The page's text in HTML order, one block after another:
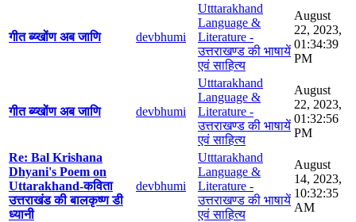
गीत ब्य्खोंण अब जाणि devbhumi
Utttarakhand
Language &
Literature -
उत्तराखण्ड की भाषायें
एवं साहित्य
August
22, 2023,
01:34:39
PM
गीत ब्य्खोंण अब जाणि devbhumi
Utttarakhand
Language &
Literature -
उत्तराखण्ड की भाषायें
एवं साहित्य
August
22, 2023,
01:32:56
PM
Re: Bal Krishana
Dhyani's Poem on
Uttarakhand-कविता
उत्तराखंड की बालकृष्ण डी
ध्यानी
devbhumi
Utttarakhand
Language &
Literature -
उत्तराखण्ड की भाषायें
एवं साहित्य
August
14, 2023,
10:32:35
AM